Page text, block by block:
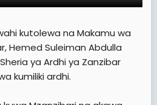
kutolewa na Makamu wa
Hemed Suleiman Abdulla
ya Ardhi ya Zanzibar
kumiliki ardhi.